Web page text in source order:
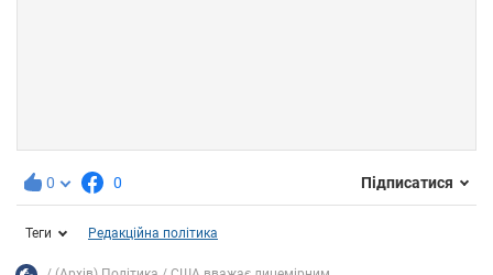
0 0 Підписатися
Теги Редакційна політика